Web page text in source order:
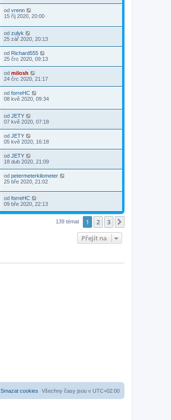
od vrenn
15 říj 2020, 20:00
od zulyk
25 zář 2020, 20:13
od Richard555
25 črc 2020, 09:13
od milosh
24 črc 2020, 21:17
od forreHC
08 kvě 2020, 09:34
od JETY
07 kvě 2020, 07:18
od JETY
05 kvě 2020, 16:18
od JETY
18 dub 2020, 21:09
od petermeterkilometer
25 bře 2020, 21:02
od forreHC
09 bře 2020, 22:13
139 témat 1 2 3
Přejít na
Všechny časy jsou v UTC+02:00
Smazat cookies